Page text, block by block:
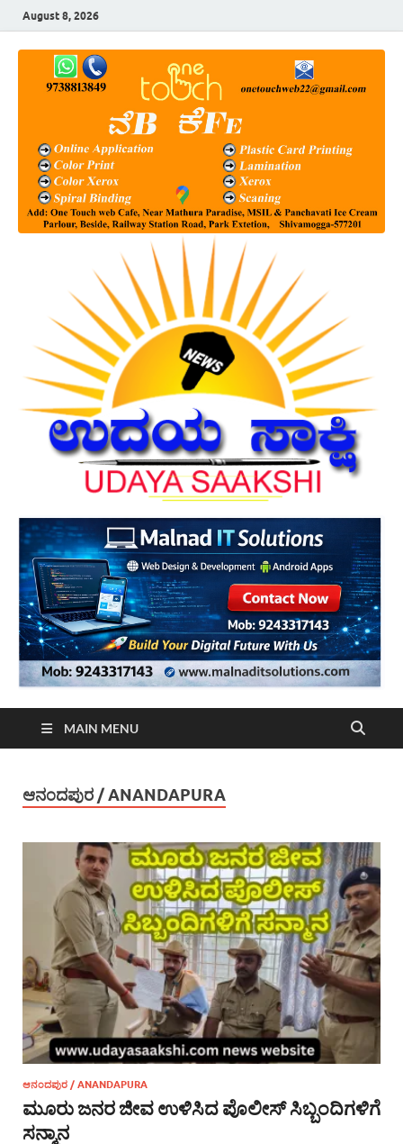
August 8, 2026
MAIN MENU
ಆನಂದಪುರ / ANANDAPURA
ಆನಂದಪುರ / ANANDAPURA
ಮೂರು ಜನರ ಜೀವ ಉಳಿಸಿದ ಪೊಲೀಸ್ ಸಿಬ್ಬಂದಿಗಳಿಗೆ
ಸನ್ಮಾನ